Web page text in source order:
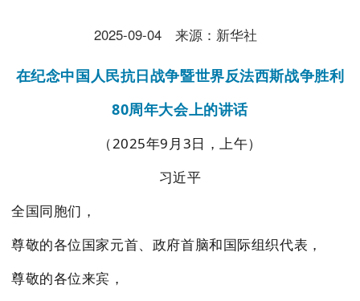
2025-09-04 来源：新华社
在纪念中国人民抗日战争暨世界反法西斯战争胜利
80周年大会上的讲话
（2025年9月3日，上午）
习近平
全国同胞们，
尊敬的各位国家元首、政府首脑和国际组织代表，
尊敬的各位来宾，